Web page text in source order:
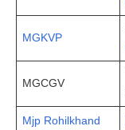
MGKVP
MGCGV
Mjp Rohilkhand